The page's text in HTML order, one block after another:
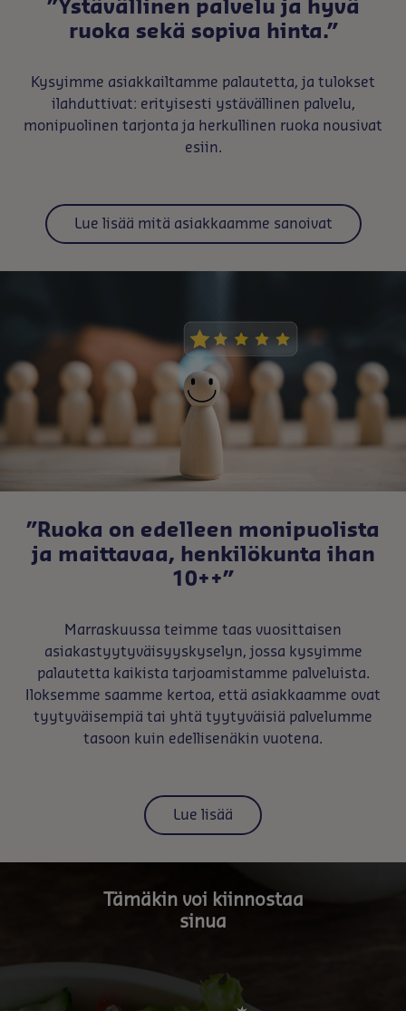
”Ystävällinen palvelu ja hyvä
ruoka sekä sopiva hinta.”
Kysyimme asiakkailtamme palautetta, ja tulokset
ilahduttivat: erityisesti ystävällinen palvelu,
monipuolinen tarjonta ja herkullinen ruoka nousivat
esiin.
Lue lisää mitä asiakkaamme sanoivat
”Ruoka on edelleen monipuolista
ja maittavaa, henkilökunta ihan
10++”
Marraskuussa teimme taas vuosittaisen
asiakastyytyväisyyskyselyn, jossa kysyimme
palautetta kaikista tarjoamistamme palveluista.
Iloksemme saamme kertoa, että asiakkaamme ovat
tyytyväisempiä tai yhtä tyytyväisiä palvelumme
tasoon kuin edellisenäkin vuotena.
Lue lisää
Tämäkin voi kiinnostaa
sinua